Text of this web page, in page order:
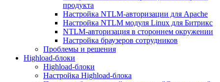
продукта
Настройка NTLM-авторизации для Apache
Настройка NTLM модуля Linux для Битрикс
NTLM-авторизация в стороннем окружении
Настройка браузеров сотрудников
Проблемы и решения
Highload-блоки
Highload-блоки
Настройка Highload-блока